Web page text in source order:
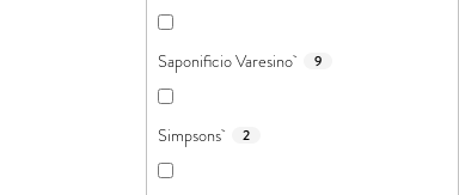
Saponificio Varesino 9
Simpsons 2